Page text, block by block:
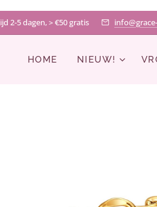
2-5 dagen, > €50 gratis
HOME NIEUW!